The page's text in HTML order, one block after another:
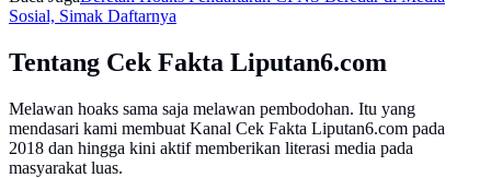
Sosial, Simak Daftarnya
Tentang Cek Fakta Liputan6.com
Melawan hoaks sama saja melawan pembodohan. Itu yang
mendasari kami membuat Kanal Cek Fakta Liputan6.com pada
2018 dan hingga kini aktif memberikan literasi media pada
masyarakat luas.